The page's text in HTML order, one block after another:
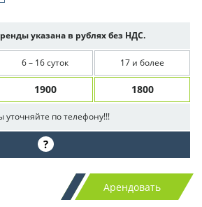
указана в рублях без НДС.
6 – 16 суток 17 и более
1900 1800
уточняйте по телефону!!!
?
Арендовать